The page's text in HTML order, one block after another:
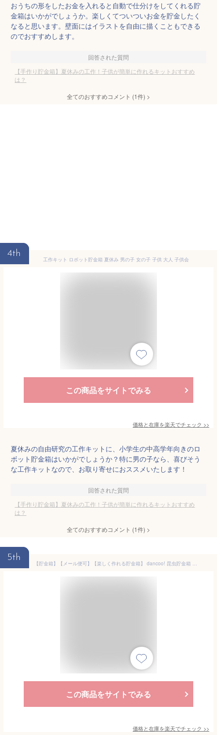
おうちの形をしたお金を入れると自動で仕分けをしてくれる貯
金箱はいかがでしょうか。楽しくてついついお金を貯金したく
なると思います。壁面にはイラストを自由に描くこともできる
のでおすすめします。
回答された質問
【手作り貯金箱】夏休みの工作！子供が簡単に作れるキットおすすめ
は？
全てのおすすめコメント (1件) >
4th
工作キット ロボット貯金箱 夏休み 男の子 女の子 子供 大人 子供会
この商品をサイトでみる
価格と在庫を楽天でチェック >>
夏休みの自由研究の工作キットに、小学生の中高学年向きのロ
ボット貯金箱はいかがでしょうか？特に男の子なら、喜びそう
な工作キットなので、お取り寄せにおススメいたします！
回答された質問
【手作り貯金箱】夏休みの工作！子供が簡単に作れるキットおすすめ
は？
全てのおすすめコメント (1件) >
5th
【貯金箱】【メール便可】【楽しく作れる貯金箱】 dancoo! 昆虫貯金箱 カブトムシ 単品
この商品をサイトでみる
価格と在庫を楽天でチェック >>